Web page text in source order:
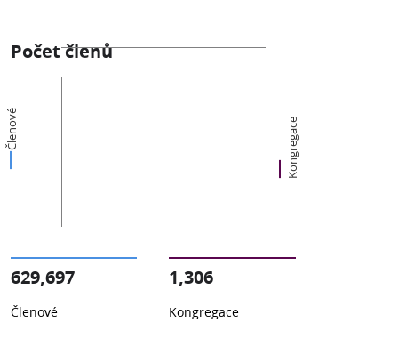
Počet členů
Členové Kongregace
629,697
Členové
1,306
Kongregace